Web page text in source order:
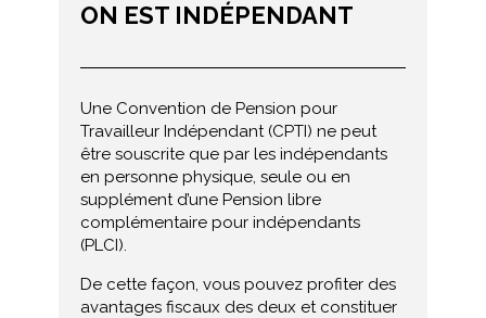
ON EST INDÉPENDANT
Une Convention de Pension pour
Travailleur Indépendant (CPTI) ne peut
être souscrite que par les indépendants
en personne physique, seule ou en
supplément d’une Pension libre
complémentaire pour indépendants
(PLCI).
De cette façon, vous pouvez profiter des
avantages fiscaux des deux et constituer